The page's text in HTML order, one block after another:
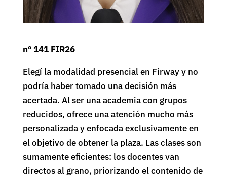
nº 141 FIR26
Elegí la modalidad presencial en Firway y no
podría haber tomado una decisión más
acertada. Al ser una academia con grupos
reducidos, ofrece una atención mucho más
personalizada y enfocada exclusivamente en
el objetivo de obtener la plaza. Las clases son
sumamente eficientes: los docentes van
directos al grano, priorizando el contenido de